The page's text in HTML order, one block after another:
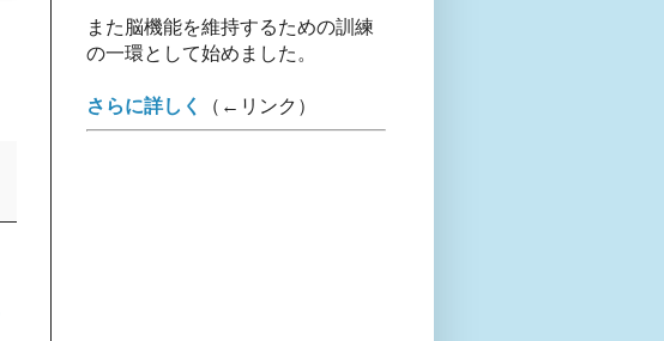
また脳機能を維持するための訓練
の一環として始めました。
さらに詳しく （←リンク）